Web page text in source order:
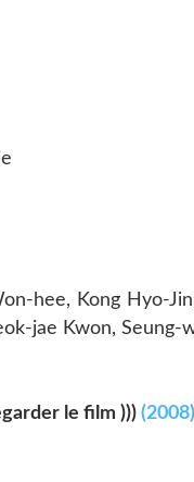
hee, Kong Hyo-
jae Kwon, Seung-
le film )))